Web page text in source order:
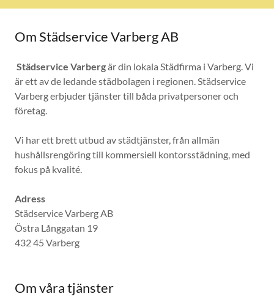
Om Städservice Varberg AB
Städservice Varbergär din lokala Städfirma i Varberg. Vi
är ett av de ledande städbolagen i regionen. Städservice
Varberg erbjuder tjänster till båda privatpersoner och
företag.
Vi har ett brett utbud av städtjänster, från allmän
hushållsrengöring till kommersiell kontorsstädning, med
fokus på kvalité.
Adress
Städservice Varberg AB
Östra Långgatan 19
432 45 Varberg
Om våra tjänster